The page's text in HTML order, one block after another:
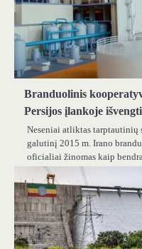
Branduolinis
Persijos įlankoje
Neseniai atliktas
galutinį 2015 m. Irano
oficialiai žinomas kaip